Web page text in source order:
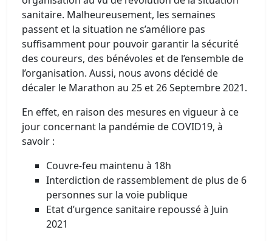
sanitaire. Malheureusement, les semaines
passent et la situation ne s’améliore pas
suffisamment pour pouvoir garantir la sécurité
des coureurs, des bénévoles et de l’ensemble de
l’organisation. Aussi, nous avons décidé de
décaler le Marathon au 25 et 26 Septembre 2021.
En effet, en raison des mesures en vigueur à ce
jour concernant la pandémie de COVID19, à
savoir :
Couvre-feu maintenu à 18h
Interdiction de rassemblement de plus de 6
personnes sur la voie publique
Etat d’urgence sanitaire repoussé à Juin
2021